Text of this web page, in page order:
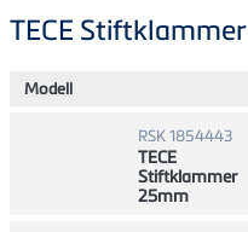
TECE Stiftklammer
Modell
RSK 1854443
TECE
Stiftklammer
25mm